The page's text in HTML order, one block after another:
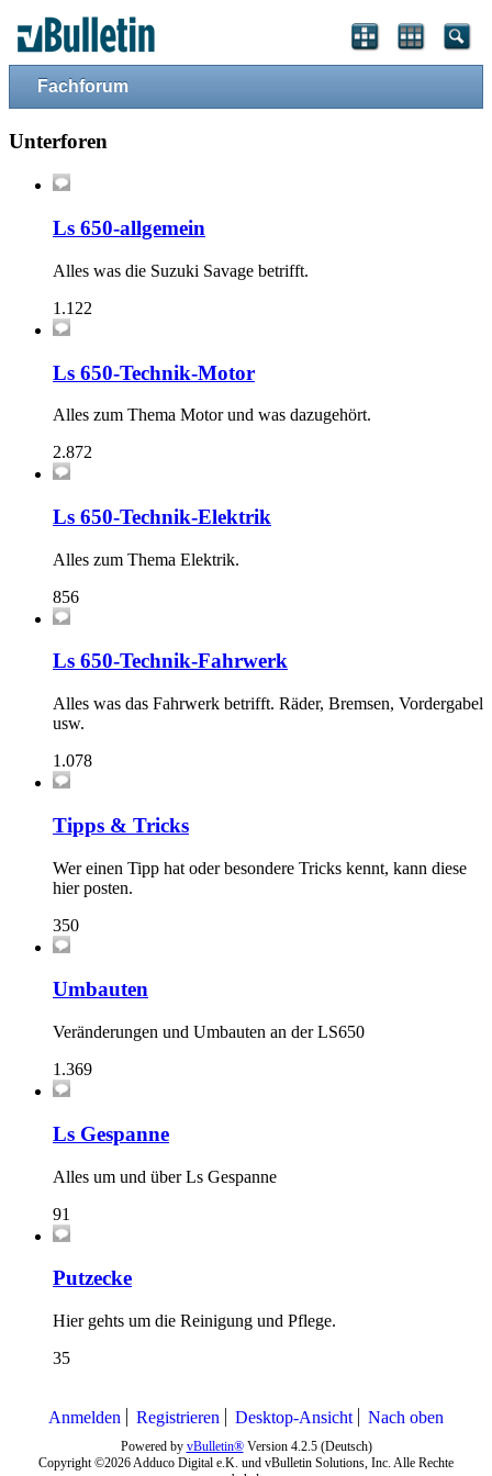
Fachforum
Unterforen
Ls 650-allgemein
Alles was die Suzuki Savage betrifft.
1.122
Ls 650-Technik-Motor
Alles zum Thema Motor und was dazugehört.
2.872
Ls 650-Technik-Elektrik
Alles zum Thema Elektrik.
856
Ls 650-Technik-Fahrwerk
Alles was das Fahrwerk betrifft. Räder, Bremsen, Vordergabel
usw.
1.078
Tipps & Tricks
Wer einen Tipp hat oder besondere Tricks kennt, kann diese
hier posten.
350
Umbauten
Veränderungen und Umbauten an der LS650
1.369
Ls Gespanne
Alles um und über Ls Gespanne
91
Putzecke
Hier gehts um die Reinigung und Pflege.
35
Anmelden Registrieren Desktop-Ansicht Nach oben
Powered by vBulletin®Version 4.2.5 (Deutsch)
Copyright ©2026 Adduco Digital e.K. und vBulletin Solutions, Inc. Alle Rechte